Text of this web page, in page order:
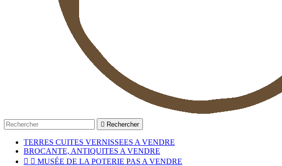
 Rechercher
TERRES CUITES VERNISSEES A VENDRE
BROCANTE, ANTIQUITES A VENDRE
  MUSÉE DE LA POTERIE PAS A VENDRE